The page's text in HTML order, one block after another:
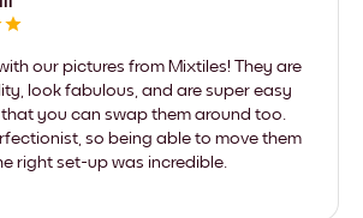
our pictures from Mixtiles! They are
look fabulous, and are super easy
you can swap them around too.
so being able to move them
right set-up was incredible.